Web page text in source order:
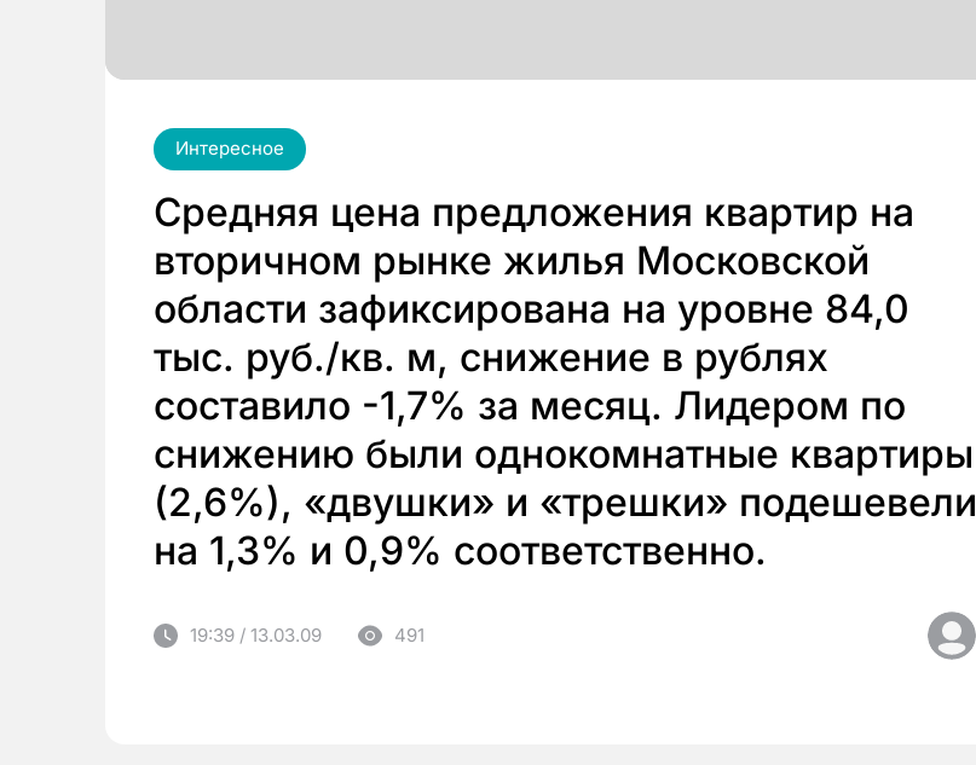
Интересное
Средняя цена предложения квартир на
вторичном рынке жилья Московской
области зафиксирована на уровне 84,0
тыс. руб./кв. м, снижение в рублях
составило -1,7% за месяц. Лидером по
снижению были однокомнатные квартиры
(2,6%), «двушки» и «трешки» подешевели
на 1,3% и 0,9% соответственно.
19:39 / 13.03.09 491